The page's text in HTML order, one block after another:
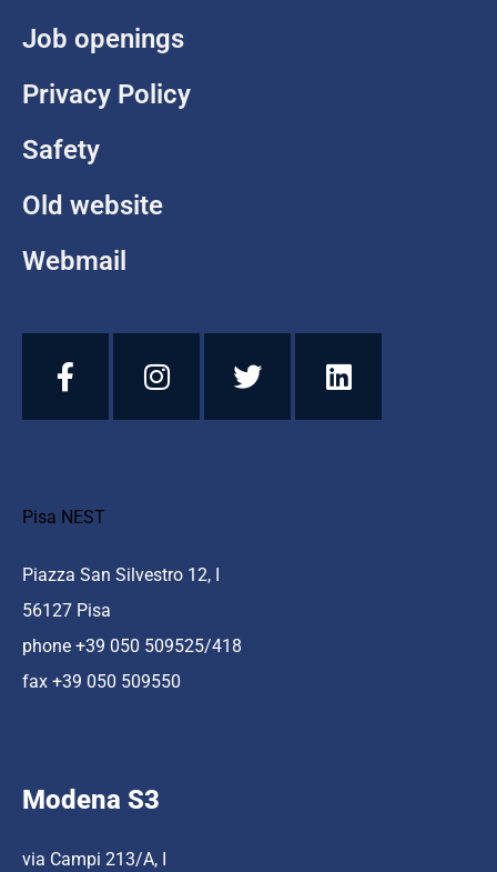
Job openings
Privacy Policy
Safety
Old website
Webmail
Pisa NEST
Piazza San Silvestro 12, I
56127 Pisa
phone +39 050 509525/418
fax +39 050 509550
Modena S3
via Campi 213/A, I